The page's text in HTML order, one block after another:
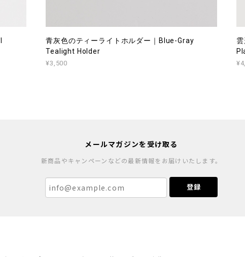
青灰色のティーライトホルダー｜Blue-Gray
Tealight Holder
¥3,500
メールマガジンを受け取る
新商品やキャンペーンなどの最新情報をお届けいたします。
登録